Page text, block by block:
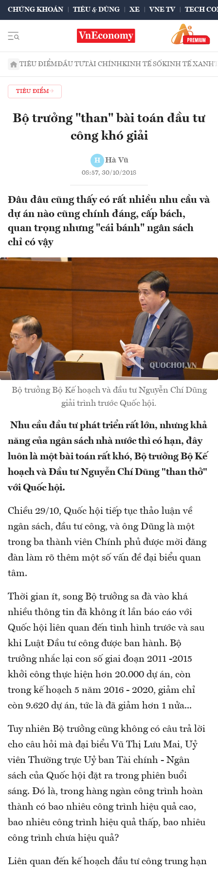
CHỨNG KHOÁN TIÊU & DÙNG XE VNE TV TECH
TIÊU ĐIỂMĐẦU TƯTÀI CHÍNHKINH TẾ SỐKINH TẾ XANH
TIÊU ĐIỂM
Bộ trưởng "than" bài toán đầu tư
công khó giải
H Hà Vũ
08:57, 30/10/2018
Đâu đâu cũng thấy có rất nhiều nhu cầu và
dự án nào cũng chính đáng, cấp bách,
quan trọng nhưng "cái bánh" ngân sách
chỉ có vậy
Bộ trưởng Bộ Kế hoạch và đầu tư Nguyễn Chí Dũng
giải trình trước Quốc hội.
Nhu cầu đầu tư phát triển rất lớn, nhưng khả
năng của ngân sách nhà nước thì có hạn, đây
luôn là một bài toán rất khó, Bộ trưởng Bộ Kế
hoạch và Đầu tư Nguyễn Chí Dũng "than thở"
với Quốc hội.
Chiều 29/10, Quốc hội tiếp tục thảo luận về
ngân sách, đầu tư công, và ông Dũng là một
trong ba thành viên Chính phủ được mời đăng
đàn làm rõ thêm một số vấn đề đại biểu quan
tâm.
Thời gian ít, song Bộ trưởng sa đà vào khá
nhiều thông tin đã không ít lần báo cáo với
Quốc hội liên quan đến tình hình trước và sau
khi Luật Đầu tư công được ban hành. Bộ
trưởng nhắc lại con số giai đoạn 2011 -2015
khởi công thực hiện hơn 20.000 dự án, còn
trong kế hoạch 5 năm 2016 - 2020, giảm chỉ
còn 9.620 dự án, tức là đã giảm hơn 1 nửa...
Tuy nhiên Bộ trưởng cũng không có câu trả lời
cho câu hỏi mà đại biểu Vũ Thị Lưu Mai, Uỷ
viên Thường trực Uỷ ban Tài chính - Ngân
sách của Quốc hội đặt ra trong phiên buổi
sáng. Đó là, trong hàng ngàn công trình hoàn
thành có bao nhiêu công trình hiệu quả cao,
bao nhiêu công trình hiệu quả thấp, bao nhiêu
công trình chưa hiệu quả?
Liên quan đến kế hoạch đầu tư công trung hạn